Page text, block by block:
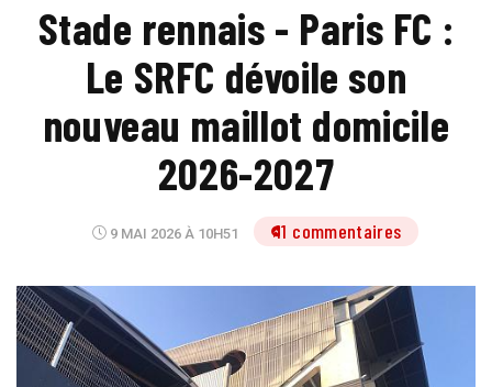
Stade rennais - Paris FC :
Le SRFC dévoile son
nouveau maillot domicile
2026-2027
9 MAI 2026 À 10H51 11 commentaires